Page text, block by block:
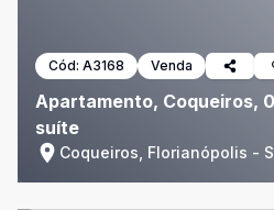
Cód: A3168 Venda
Apartamento, Coqueiros,
suíte
Coqueiros, Florianópolis -